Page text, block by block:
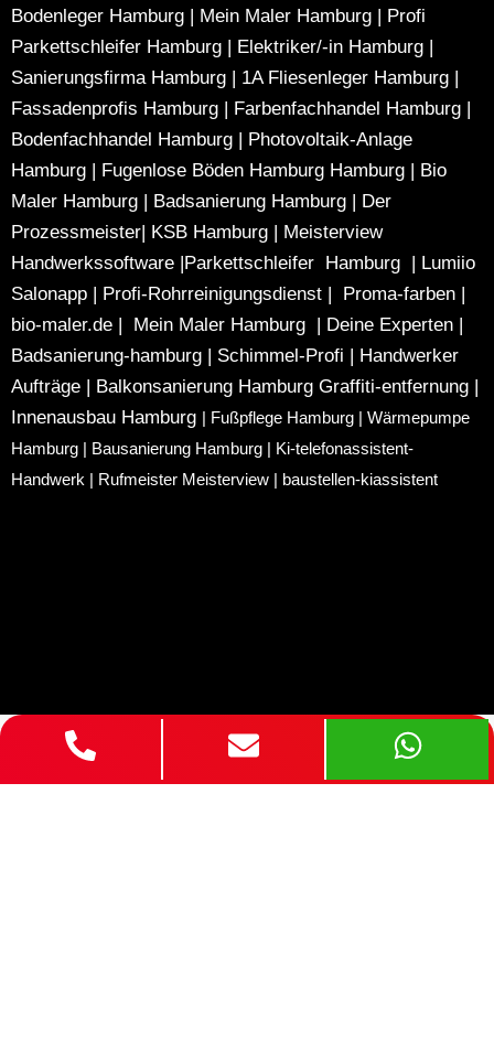
Bodenleger Hamburg | Mein Maler Hamburg | Profi
Parkettschleifer Hamburg | Elektriker/-in Hamburg |
Sanierungsfirma Hamburg | 1A Fliesenleger Hamburg |
Fassadenprofis Hamburg | Farbenfachhandel Hamburg |
Bodenfachhandel Hamburg | Photovoltaik-Anlage
Hamburg | Fugenlose Böden Hamburg Hamburg | Bio
Maler Hamburg | Badsanierung Hamburg | Der
Prozessmeister| KSB Hamburg | Meisterview
Handwerkssoftware |Parkettschleifer Hamburg | Lumiio
Salonapp | Profi-Rohrreinigungsdienst | Proma-farben |
bio-maler.de | Mein Maler Hamburg | Deine Experten |
Badsanierung-hamburg | Schimmel-Profi | Handwerker
Aufträge | Balkonsanierung Hamburg Graffiti-entfernung |
Innenausbau Hamburg
Fußpflege Hamburg
Wärmepumpe
Hamburg
Bausanierung Hamburg
Ki-telefonassistent-
Handwerk
Rufmeister Meisterview baustellen-kiassistent